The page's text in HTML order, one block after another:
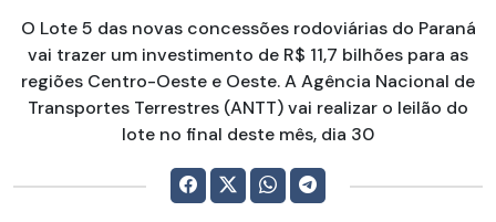
O Lote 5 das novas concessões rodoviárias do Paraná
vai trazer um investimento de R$ 11,7 bilhões para as
regiões Centro-Oeste e Oeste. A Agência Nacional de
Transportes Terrestres (ANTT) vai realizar o leilão do
lote no final deste mês, dia 30